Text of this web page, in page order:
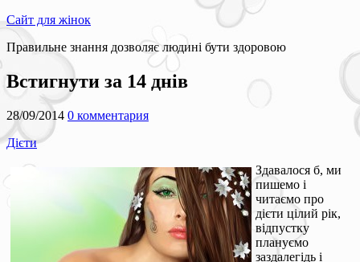
Сайт для жінок
Правильне знання дозволяє людині бути здоровою
Встигнути за 14 днів
28/09/2014 0 комментария
Дієти
Здавалося б, ми
пишемо і
читаємо про
дієти цілий рік,
відпустку
плануємо
заздалегідь і